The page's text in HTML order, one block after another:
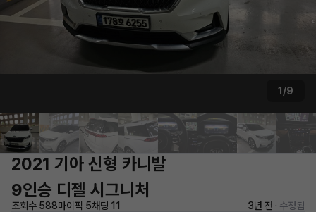
1/9
2021 기아 신형 카니발
9인승 디젤 시그니처
조회수 588마이픽 5채팅 11 3년 전 · 수정됨